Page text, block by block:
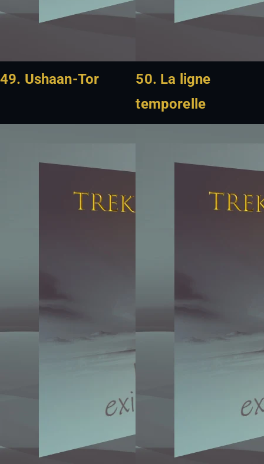
49. Ushaan-Tor
50. La ligne
temporelle